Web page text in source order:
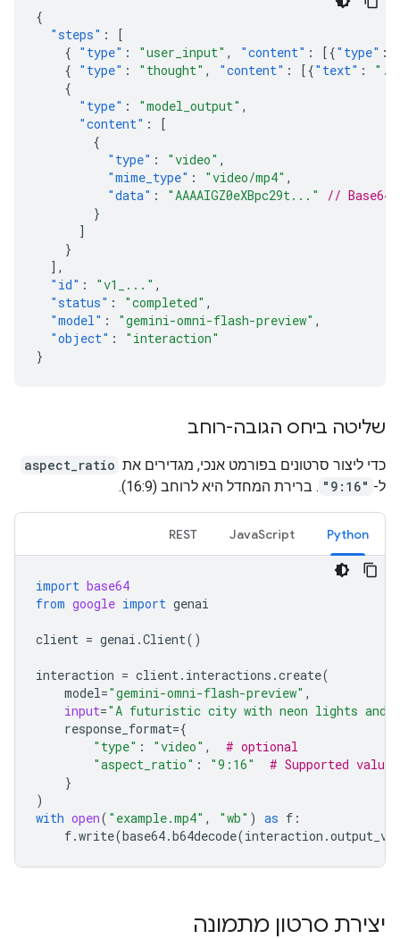
{
"steps" :
[
{ "type" : "user_input" , "content" : [{"type" :
{ "type" : "thought" , "content" : [{"text" :
{
"type" : "model_output" ,
"content" :
[
{
"type" : "video" ,
"mime_type" : "video/mp4" ,
"data" : "AAAAIGZ0eXBpc29t..."
// Base64
}
]
}
],
"id" : "v1_..." ,
"status" : "completed" ,
"model" : "gemini-omni-flash-preview" ,
"object" :
"interaction"
}
שליטה ביחס הגובה-רוחב
כדי ליצור סרטונים בפורמט אנכי, מגדירים את aspect_ratio
ל- "9:16" . ברירת המחדל היא לרוחב (16:9).
Python
JavaScript
REST
import base64
from google import genai
client = genai .Client()
interaction = client. interactions .create(
model="gemini-omni-flash-preview" ,
input="A futuristic city with neon lights and
response_format={
"type" : "video" ,
# optional
"aspect_ratio" : "9:16"
# Supported
}
)
with open( "example.mp4" , "wb" ) as f :
f.write(base64.b64decode(interaction .
יצירת סרטון מתמונה